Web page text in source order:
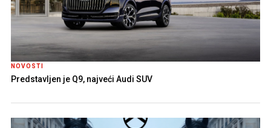
NOVOSTI
Predstavljen je Q9, najveći Audi SUV